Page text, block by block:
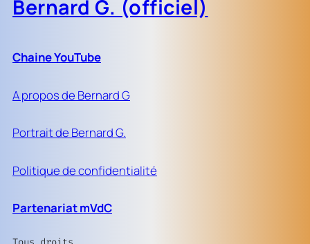
Bernard G. (officiel)
Chaine YouTube
A propos de Bernard G
Portrait de Bernard G.
Politique de confidentialité
Partenariat mVdC